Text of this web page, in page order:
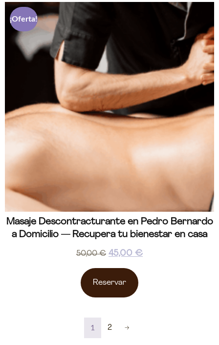
¡Oferta!
Masaje Descontracturante en Pedro Bernardo
a Domicilio — Recupera tu bienestar en casa
50,00€ 45,00 €
Reservar
1 2 →